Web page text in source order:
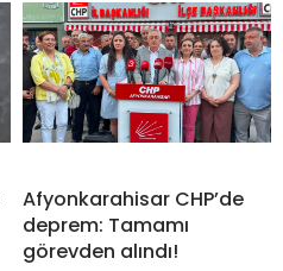
Afyonkarahisar CHP’de
deprem: Tamamı
görevden alındı!